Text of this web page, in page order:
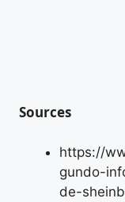
Sources
https://
gundo-
de-